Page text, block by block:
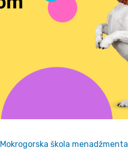
Mokrogorska škola menadžmenta